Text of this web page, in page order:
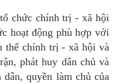
chức chính trị - xã hội
hoạt động phù hợp với
thể chính trị - xã hội và
phát huy dân chủ và
quyền làm chủ của